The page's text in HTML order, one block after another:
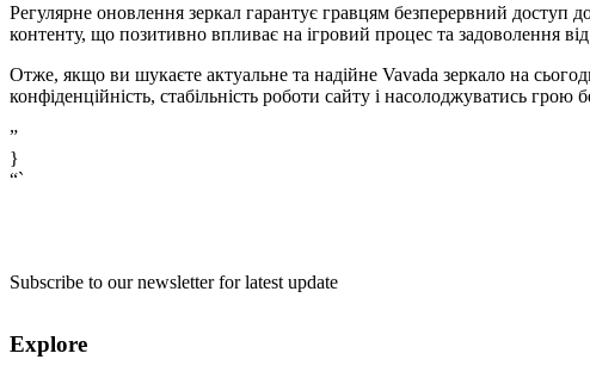
Регулярне оновлення зеркал гарантує гравцям безперервний доступ
контенту, що позитивно впливає на ігровий процес та задоволення від
Отже, якщо ви шукаєте актуальне та надійне Vavada зеркало на
конфіденційність, стабільність роботи сайту і насолоджуватись грою
”
}
“`
Subscribe to our newsletter for latest update
Explore